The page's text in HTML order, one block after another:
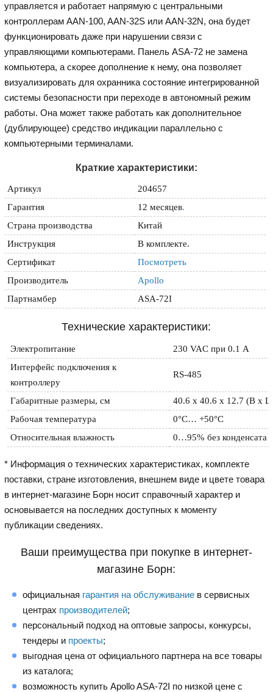
управляется и работает напрямую с центральными
контроллерам AAN-100, AAN-32S или AAN-32N, она будет
функционировать даже при нарушении связи с
управляющими компьютерами. Панель ASA-72 не замена
компьютера, а скорее дополнение к нему, она позволяет
визуализировать для охранника состояние интегрированной
системы безопасности при переходе в автономный режим
работы. Она может также работать как дополнительное
(дублирующее) средство индикации параллельно с
компьютерными терминалами.
Краткие характеристики:
Артикул
204657
Гарантия
12 месяцев.
Страна производства
Китай
Инструкция
В комплекте.
Сертификат
Посмотреть
Производитель
Apollo
Партнамбер
ASA-72I
Технические характеристики:
Электропитание
230 VAC при 0.1 A
Интерфейс подключения к
контроллеру
RS-485
Габаритные размеры, см
40.6 х 40.6 х 12.7 (В х
Рабочая температура
0°С… +50°С
Относительная влажность
0…95% без конденсата
* Информация о технических характеристиках, комплекте
поставки, стране изготовления, внешнем виде и цвете товара
в интернет-магазине Борн носит справочный характер и
основывается на последних доступных к моменту
публикации сведениях.
Ваши преимущества при покупке в интернет-
магазине Борн:
официальная гарантия на обслуживание в сервисных
центрах производителей;
персональный подход на оптовые запросы, конкурсы,
тендеры и проекты;
выгодная цена от официального партнера на все товары
из каталога;
возможность купить Apollo ASA-72I по низкой цене с